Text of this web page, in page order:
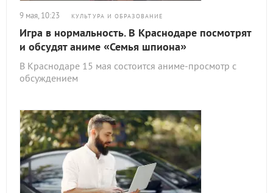
9 мая, 10:23 КУЛЬТУРА И ОБРАЗОВАНИЕ
Игра в нормальность. В Краснодаре посмотрят
и обсудят аниме «Семья шпиона»
В Краснодаре 15 мая состоится аниме-просмотр с
обсуждением